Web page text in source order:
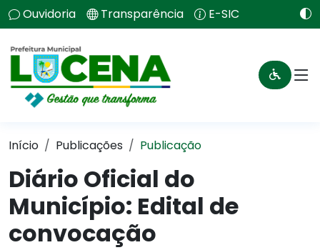
Ouvidoria Transparência E-SIC
Início Publicações Publicação
Diário Oficial do
Município: Edital de
convocação